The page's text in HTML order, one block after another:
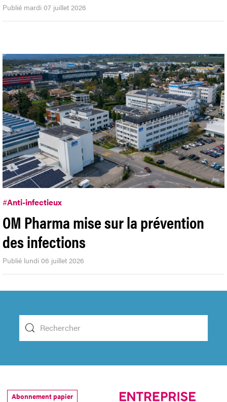
Publié mardi 07 juillet 2026
#Anti-infectieux
OM Pharma mise sur la prévention
des infections
Publié lundi 06 juillet 2026
Abonnement papier